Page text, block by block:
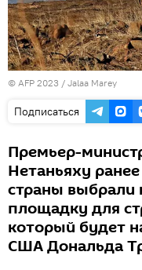
© AFP 2023 / Jalaa Marey
Подписаться
Премьер-
Нетаньяху
страны выбрали
площадку для
который будет
США Дональда